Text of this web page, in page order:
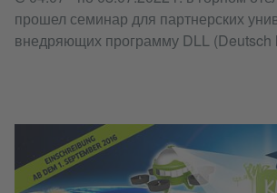
прошел семинар для партнерских
внедряющих программу DLL (Deutsch